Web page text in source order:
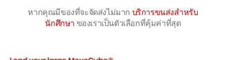
หากคุณมีของที่จะจัดส่งไม่มาก บริการขนส่งสำหรับ
นักศึกษา ของเราเป็นตัวเลือกที่คุ้มค่าที่สุด